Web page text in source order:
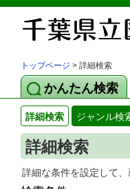
トップページ > 詳細検索
かんたん検索
詳細検索 ジャンル検
詳細検索
詳細な条件を設定して、